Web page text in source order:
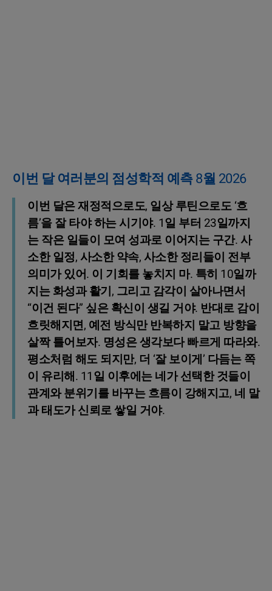
이번 달 여러분의 점성학적 예측 8월 2026
이번 달은 재정적으로도, 일상 루틴으로도 ‘흐
름’을 잘 타야 하는 시기야. 1일 부터 23일까지
는 작은 일들이 모여 성과로 이어지는 구간. 사
소한 일정, 사소한 약속, 사소한 정리들이 전부
의미가 있어. 이 기회를 놓치지 마. 특히 10일까
지는 화성과 활기, 그리고 감각이 살아나면서
“이건 된다” 싶은 확신이 생길 거야. 반대로 감이
흐릿해지면, 예전 방식만 반복하지 말고 방향을
살짝 틀어보자. 명성은 생각보다 빠르게 따라와.
평소처럼 해도 되지만, 더 ‘잘 보이게’ 다듬는 쪽
이 유리해. 11일 이후에는 네가 선택한 것들이
관계와 분위기를 바꾸는 흐름이 강해지고, 네 말
과 태도가 신뢰로 쌓일 거야.